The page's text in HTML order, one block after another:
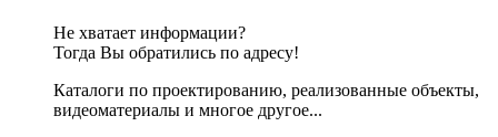
Не хватает информации?
Тогда Вы обратились по адресу!
Каталоги по проектированию, реализованные объекты,
видеоматериалы и многое другое...